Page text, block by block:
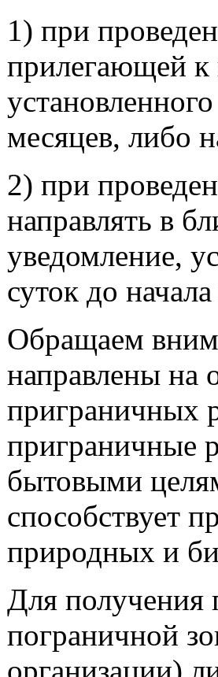
1) при
прилегающей к
месяцев, либо
2) при
направлять в
уведомление,
суток до
Обращаем
направлены на
приграничных
приграничные
бытовыми
способствует
природных и
Для получения
пограничной
организации)